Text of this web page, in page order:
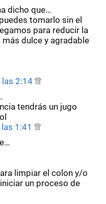
dicho que…
tomarlo sin el
para reducir la
dulce y agradable
las 2:14
tendrás un jugo
1:41
limpiar el colon y/o
un proceso de